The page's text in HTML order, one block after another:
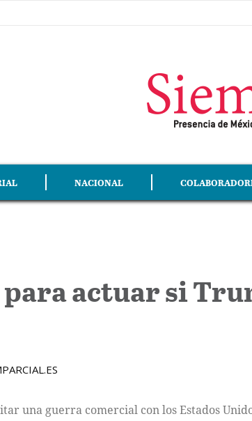
NACIONAL
actuar si
una guerra comercial con los Estados